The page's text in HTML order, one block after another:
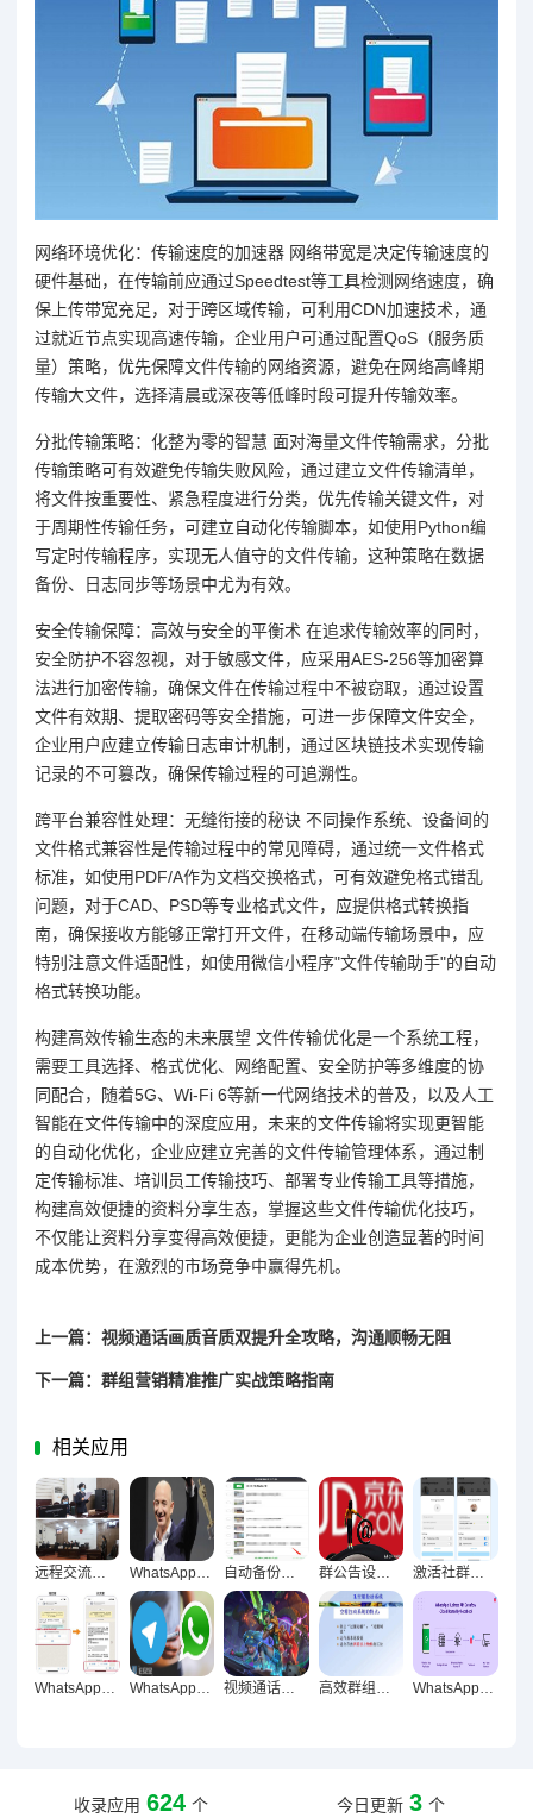
网络环境优化：传输速度的加速器 网络带宽是决定传输速度的
硬件基础，在传输前应通过Speedtest等工具检测网络速度，确
保上传带宽充足，对于跨区域传输，可利用CDN加速技术，通
过就近节点实现高速传输，企业用户可通过配置QoS（服务质
量）策略，优先保障文件传输的网络资源，避免在网络高峰期
传输大文件，选择清晨或深夜等低峰时段可提升传输效率。
分批传输策略：化整为零的智慧 面对海量文件传输需求，分批
传输策略可有效避免传输失败风险，通过建立文件传输清单，
将文件按重要性、紧急程度进行分类，优先传输关键文件，对
于周期性传输任务，可建立自动化传输脚本，如使用Python编
写定时传输程序，实现无人值守的文件传输，这种策略在数据
备份、日志同步等场景中尤为有效。
安全传输保障：高效与安全的平衡术 在追求传输效率的同时，
安全防护不容忽视，对于敏感文件，应采用AES-256等加密算
法进行加密传输，确保文件在传输过程中不被窃取，通过设置
文件有效期、提取密码等安全措施，可进一步保障文件安全，
企业用户应建立传输日志审计机制，通过区块链技术实现传输
记录的不可篡改，确保传输过程的可追溯性。
跨平台兼容性处理：无缝衔接的秘诀 不同操作系统、设备间的
文件格式兼容性是传输过程中的常见障碍，通过统一文件格式
标准，如使用PDF/A作为文档交换格式，可有效避免格式错乱
问题，对于CAD、PSD等专业格式文件，应提供格式转换指
南，确保接收方能够正常打开文件，在移动端传输场景中，应
特别注意文件适配性，如使用微信小程序"文件传输助手"的自动
格式转换功能。
构建高效传输生态的未来展望 文件传输优化是一个系统工程，
需要工具选择、格式优化、网络配置、安全防护等多维度的协
同配合，随着5G、Wi-Fi 6等新一代网络技术的普及，以及人工
智能在文件传输中的深度应用，未来的文件传输将实现更智能
的自动化优化，企业应建立完善的文件传输管理体系，通过制
定传输标准、培训员工传输技巧、部署专业传输工具等措施，
构建高效便捷的资料分享生态，掌握这些文件传输优化技巧，
不仅能让资料分享变得高效便捷，更能为企业创造显著的时间
成本优势，在激烈的市场竞争中赢得先机。
上一篇：视频通话画质音质双提升全攻略，沟通顺畅无阻
下一篇：群组营销精准推广实战策略指南
相关应用
远程交流无障碍，视频通话与语音消息优化技巧全解析 WhatsApp消息加密深度解析，构建安全聊天防护体系 自动备份聊天记录终极指南，防丢防乱全攻略 群公告设置与提醒实战指南，让重要消息准时触达 激活社群生命力，十大群组互动小游戏实战指南
WhatsApp消息加密方法深度解析，构建安全可靠的聊天信息防护体系
收录应用 624 个 今日更新 3 个